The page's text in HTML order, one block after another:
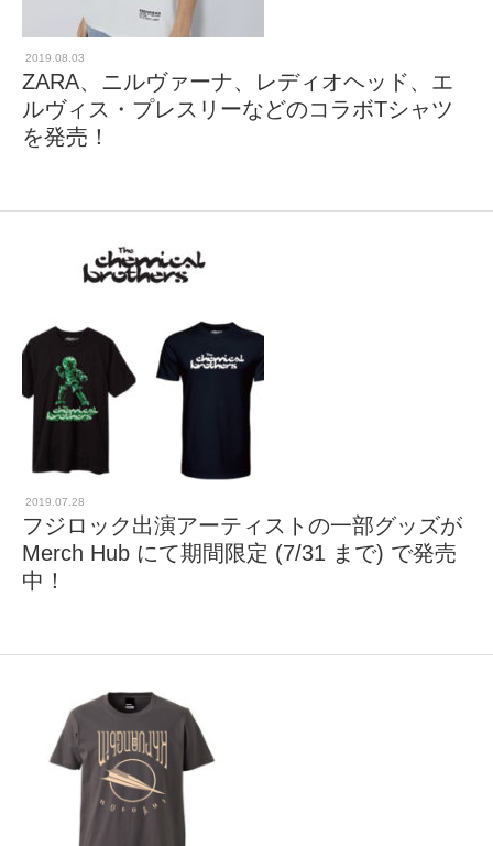
2019.08.03
ZARA、ニルヴァーナ、レディオヘッド、エ
ルヴィス・プレスリーなどのコラボTシャツ
を発売！
2019.07.28
フジロック出演アーティストの一部グッズが
Merch Hub にて期間限定 (7/31 まで) で発売
中！